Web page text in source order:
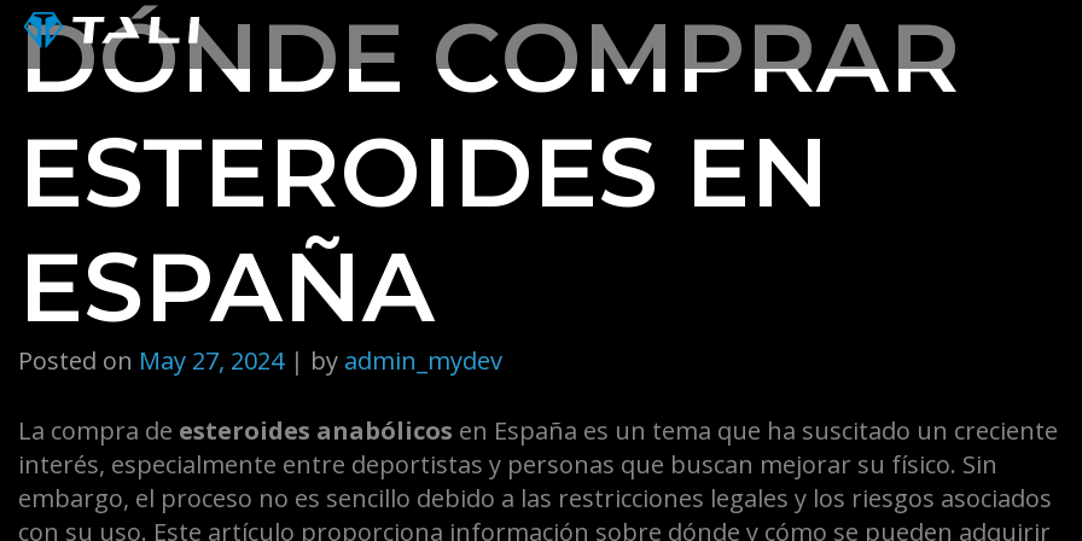
Skip
content
DÓNDE COMPRAR
ESTEROIDES EN
ESPAÑA
Posted on May 27, 2024| by admin_mydev
La compra de esteroides anabólicos en España es un tema que ha suscitado un creciente
interés, especialmente entre deportistas y personas que buscan mejorar su físico. Sin
embargo, el proceso no es sencillo debido a las restricciones legales y los riesgos asociados
con su uso. Este artículo proporciona información sobre dónde y cómo se pueden adquirir